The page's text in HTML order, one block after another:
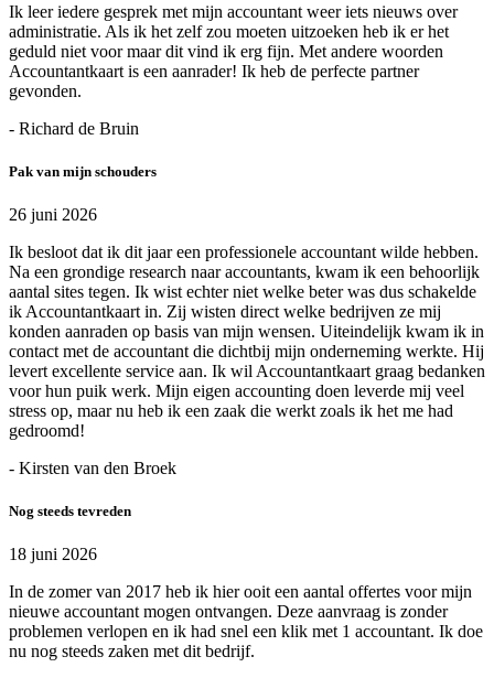
Ik leer iedere gesprek met mijn accountant weer iets nieuws over
administratie. Als ik het zelf zou moeten uitzoeken heb ik er het
geduld niet voor maar dit vind ik erg fijn. Met andere woorden
Accountantkaart is een aanrader! Ik heb de perfecte partner
gevonden.
- Richard de Bruin
Pak van mijn schouders
26 juni 2026
Ik besloot dat ik dit jaar een professionele accountant wilde hebben.
Na een grondige research naar accountants, kwam ik een behoorlijk
aantal sites tegen. Ik wist echter niet welke beter was dus schakelde
ik Accountantkaart in. Zij wisten direct welke bedrijven ze mij
konden aanraden op basis van mijn wensen. Uiteindelijk kwam ik in
contact met de accountant die dichtbij mijn onderneming werkte. Hij
levert excellente service aan. Ik wil Accountantkaart graag bedanken
voor hun puik werk. Mijn eigen accounting doen leverde mij veel
stress op, maar nu heb ik een zaak die werkt zoals ik het me had
gedroomd!
- Kirsten van den Broek
Nog steeds tevreden
18 juni 2026
In de zomer van 2017 heb ik hier ooit een aantal offertes voor mijn
nieuwe accountant mogen ontvangen. Deze aanvraag is zonder
problemen verlopen en ik had snel een klik met 1 accountant. Ik doe
nu nog steeds zaken met dit bedrijf.